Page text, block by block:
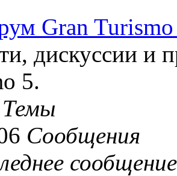
Gran
дискуссии и
5.
Темы
Сообщения
сообщение